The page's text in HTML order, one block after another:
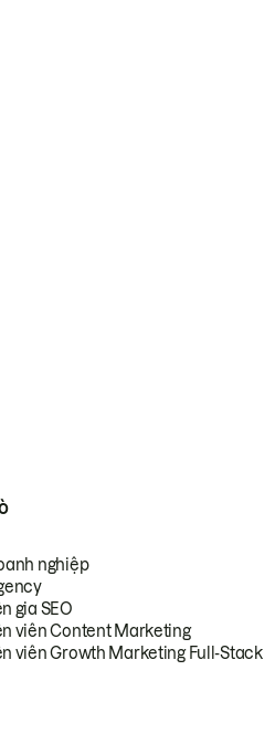
nghiệp
gia SEO
viên Content Marketing
viên Growth Marketing Full-Stack